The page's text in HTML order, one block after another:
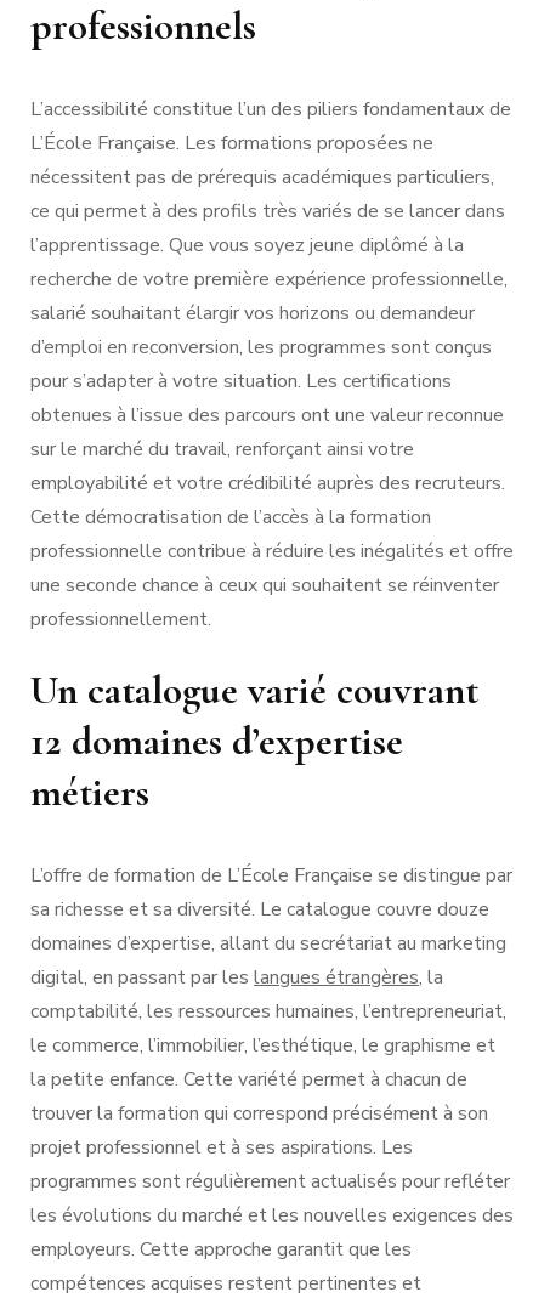
professionnels
L’accessibilité constitue l’un des piliers fondamentaux de
L’École Française. Les formations proposées ne
nécessitent pas de prérequis académiques particuliers,
ce qui permet à des profils très variés de se lancer dans
l’apprentissage. Que vous soyez jeune diplômé à la
recherche de votre première expérience professionnelle,
salarié souhaitant élargir vos horizons ou demandeur
d’emploi en reconversion, les programmes sont conçus
pour s’adapter à votre situation. Les certifications
obtenues à l’issue des parcours ont une valeur reconnue
sur le marché du travail, renforçant ainsi votre
employabilité et votre crédibilité auprès des recruteurs.
Cette démocratisation de l’accès à la formation
professionnelle contribue à réduire les inégalités et offre
une seconde chance à ceux qui souhaitent se réinventer
professionnellement.
Un catalogue varié couvrant
12 domaines d’expertise
métiers
L’offre de formation de L’École Française se distingue par
sa richesse et sa diversité. Le catalogue couvre douze
domaines d’expertise, allant du secrétariat au marketing
digital, en passant par les langues étrangères, la
comptabilité, les ressources humaines, l’entrepreneuriat,
le commerce, l’immobilier, l’esthétique, le graphisme et
la petite enfance. Cette variété permet à chacun de
trouver la formation qui correspond précisément à son
projet professionnel et à ses aspirations. Les
programmes sont régulièrement actualisés pour refléter
les évolutions du marché et les nouvelles exigences des
employeurs. Cette approche garantit que les
compétences acquises restent pertinentes et